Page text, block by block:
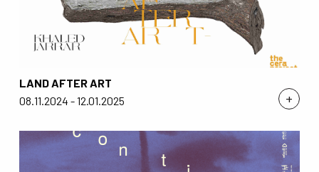
+
LAND AFTER ART
08.11.2024 - 12.01.2025